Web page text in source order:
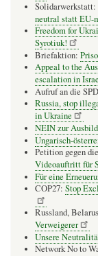
Solidarwerkstatt:
neutral statt
Freedom for
Syrotiuk!
Briefaktion:
Appeal to the
escalation in
Aufruf an die
Russia, stop
in Ukraine
NEIN zur
Ungarisch-
Petition gegen
Videoauftritt für
Für eine
COP27: Stop
Russland,
Verweigerer
Unsere
Network No to